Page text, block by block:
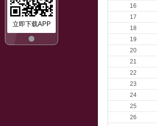
立即下载APP
16
17
18
19
20
21
22
23
24
25
26